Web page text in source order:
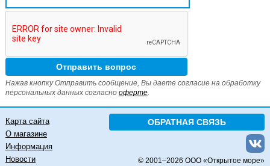
Нажав кнопку Отправить сообщение, Вы даете согласие на обработку
персональных данных согласно оферте.
ОБРАТНАЯ СВЯЗЬ
© 2001–2026 ООО «Открытое море»
Карта сайта
О магазине
Информация
Новости